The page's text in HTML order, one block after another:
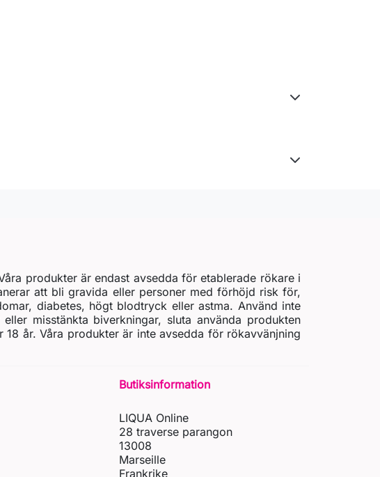
produkter är endast avsedda för etablerade rökare i
att bli gravida eller personer med förhöjd risk för,
diabetes, högt blodtryck eller astma. Använd inte
misstänkta biverkningar, sluta använda produkten
år. Våra produkter är inte avsedda för rökavvänjning
Butiksinformation
LIQUA Online
28 traverse parangon
13008
Marseille
Frankrike